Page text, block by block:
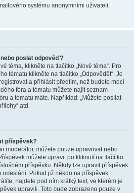
systému anonymními uživateli.
poslat odpověď?
téma, klikněte na tlačítko „Nové téma“. Pro
tématu klikněte na tlačítko „Odpovědět“. Je
a přihlásit předtím, než budete moci
fóra a tématu můžete najít seznam
a tématu máte. Například: „Můžete posílat
atd.
příspěvek?
moderátor, můžete pouze upravovat nebo
můžete upravit po kliknutí na tlačítko
příspěvku. Někdy lze upravit příspěvek
Pokud již někdo na příspěvek
najdete pod ním krátký text, ve kterém je
upravili. Toto bude zobrazeno pouze v